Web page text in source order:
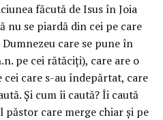
făcută de Isus în Joia
nu se piardă din cei pe care
care se pune în
pe cei rătăciţi), care are o
care s-au îndepărtat, care
Şi cum îi caută? Îi caută
păstor care merge chiar şi pe